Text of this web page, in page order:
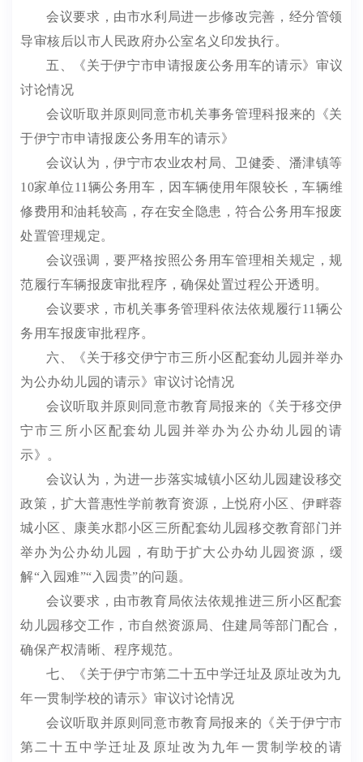
会议要求，由市水利局进一步修改完善，经分管领
导审核后以市人民政府办公室名义印发执行。
五、
《关于伊宁市申请报废公务用车的请示》 审议
讨论情况
会议听取并原则同意市机关事务管理科报来的《关
于伊宁市申请报废公务用车的请示》
会议认为，伊宁市农业农村局、卫健委、潘津镇等
10家单位11 辆公务用车，因车辆使用年限较长，车辆维
修费用和油耗较高，存在安全隐患，符合公务用车报废
处置管理规定。
会议强调，要严格按照公务用车管理相关规定，规
范履行车辆报废审批程序，确保处置过程公开透明。
会议要求，市机关事务管理科依法依规履行11 辆公
务用车报废审批程序。
六 、《关于移交伊宁市三所小区配套幼儿园并举办
为公办幼儿园的请示》 审议讨论情况
会议听取并原则同意市教育局报来的《关于移交伊
宁市三所小区配套幼儿园并举办为公办幼儿园的请
示》。
会议认为，为进一步落实城镇小区幼儿园建设移交
政策，扩大普惠性学前教育资源，上悦府小区、伊畔蓉
城小区、康美水郡小区三所配套幼儿园移交教育部门并
举办为公办幼儿园，有助于扩大公办幼儿园资源，缓
解“入园难”“ 入园贵”的问题。
会议要求，由市教育局依法依规推进三所小区配套
幼儿园移交工作，市自然资源局、住建局等部门配合，
确保产权清晰、程序规范。
七、
《关于伊宁市第二十五中学迁址及原址改为九
年一贯制学校的请示》 审议讨论情况
会议听取并原则同意市教育局报来的《关于伊宁市
第二十五中学迁址及原址改为九年一贯制学校的请